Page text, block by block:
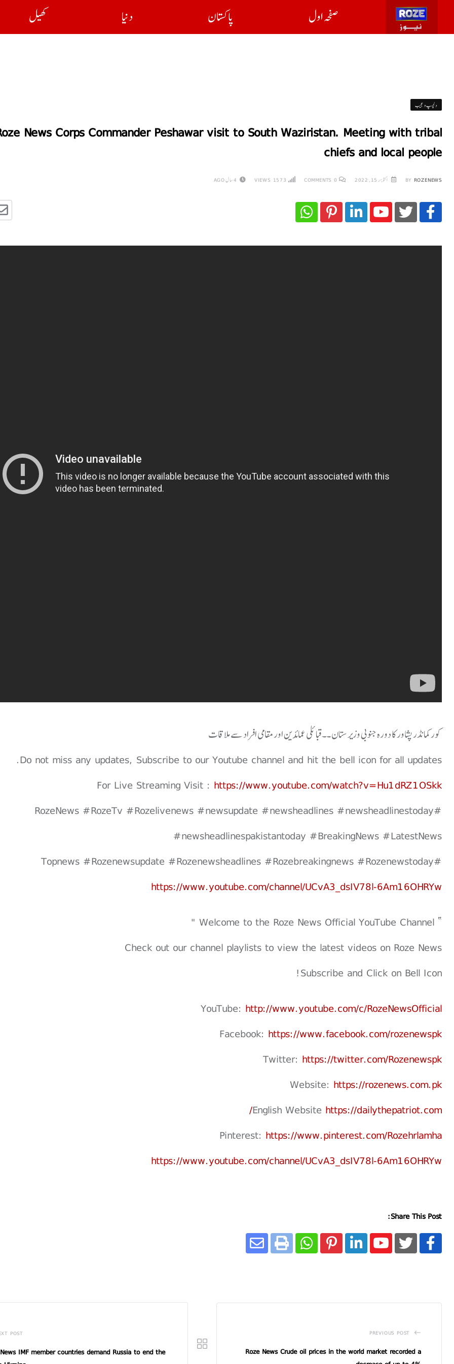
صفحہ اول پاکستان دنیا کھیل
دلچسپ و عجیب
News Corps Commander Peshawar visit to South Waziristan. Meeting with tribal
chiefs and local people
BY ROZENEWS اکتوبر 15, 2022 0
1573 4 سال AGO
کورکمانڈر پشاور کا دورہ جنوبی وزیر ستان ۔۔قبائلی عمائدین اور مقامی افراد سے ملاقات
Do not miss any updates, Subscribe to our Youtube channel and hit the bell icon for all updates.
For Live Streaming Visit : https://www.youtube.com/watch?v=Hu1dRZ1OSkk
#RozeNews #RozeTv #Rozelivenews #newsupdate #newsheadlines #newsheadlinestoday
#newsheadlinespakistantoday #BreakingNews #LatestNews
#Topnews #Rozenewsupdate #Rozenewsheadlines #Rozebreakingnews #Rozenewstoday
https://www.youtube.com/channel/UCvA3_dsIV78l-6Am16OHRYw
” Welcome to the Roze News Official YouTube Channel "
Check out our channel playlists to view the latest videos on Roze News
Subscribe and Click on Bell Icon!
YouTube: http://www.youtube.com/c/RozeNewsOfficial
Facebook: https://www.facebook.com/rozenewspk
Twitter: https://twitter.com/Rozenewspk
Website: https://rozenews.com.pk
English Website https://dailythepatriot.com/
Pinterest: https://www.pinterest.com/Rozehrlamha
https://www.youtube.com/channel/UCvA3_dsIV78l-6Am16OHRYw
Share This Post:
PREVIOUS POST
Roze News Crude oil prices in the world market recorded a
POST
IMF member countries demand Russia to end the